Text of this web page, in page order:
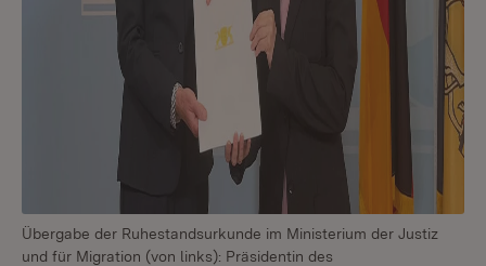
Übergabe der Ruhestandsurkunde im Ministerium der Justiz
und für Migration (von links): Präsidentin des